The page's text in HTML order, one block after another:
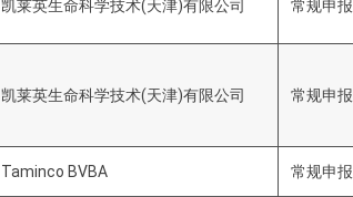
凯莱英生命科学技术(天津)有限公司 常规申报
凯莱英生命科学技术(天津)有限公司 常规申报
Taminco BVBA 常规申报